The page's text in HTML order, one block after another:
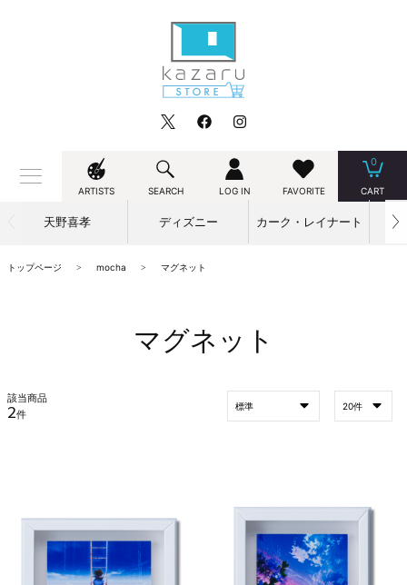
ARTISTS SEARCH LOG IN FAVORITE
0
CART
天野喜孝 ディズニー カーク・レイナート
トップページ mocha マグネット
マグネット
該当商品
2件